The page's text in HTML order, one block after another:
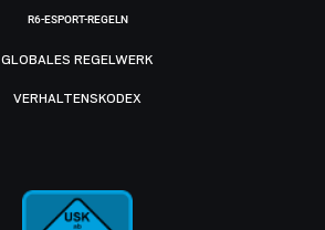
R6-ESPORT-REGELN
GLOBALES REGELWERK
VERHALTENSKODEX